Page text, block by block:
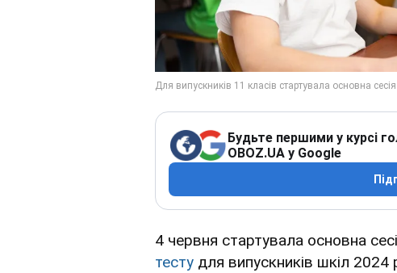
Будьте першими у курсі
OBOZ.UA у Google
4 червня стартувала основна
тесту для випускників шкіл 2024